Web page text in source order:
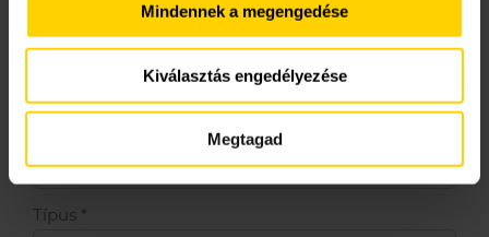
Mindennek a megengedése
Kiválasztás engedélyezése
Megtagad
E-számla cím*
Típus *